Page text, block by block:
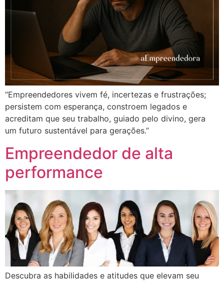
“Empreendedores vivem fé, incertezas e frustrações;
persistem com esperança, constroem legados e
acreditam que seu trabalho, guiado pelo divino, gera
um futuro sustentável para gerações.”
Empreendedor de alta
performance
Descubra as habilidades e atitudes que elevam seu